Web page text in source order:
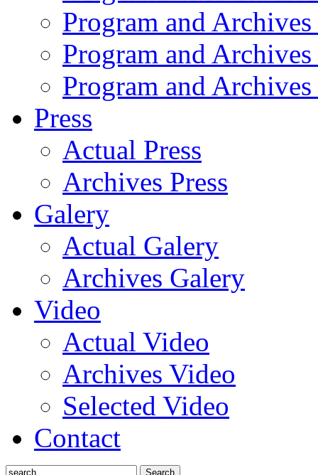
Program and
Program and
Program and
Press
Actual Press
Archives Press
Galery
Actual Galery
Archives Galery
Video
Actual Video
Archives Video
Selected Video
Contact
Search